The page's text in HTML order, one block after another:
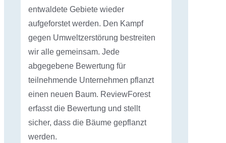
entwaldete Gebiete wieder
aufgeforstet werden. Den Kampf
gegen Umweltzerstörung bestreiten
wir alle gemeinsam. Jede
abgegebene Bewertung für
teilnehmende Unternehmen pflanzt
einen neuen Baum. ReviewForest
erfasst die Bewertung und stellt
sicher, dass die Bäume gepflanzt
werden.